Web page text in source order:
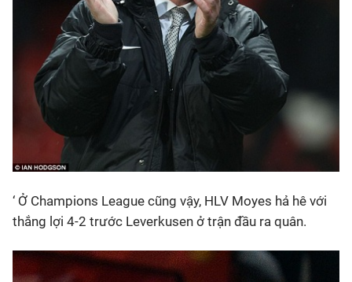
‘ Ở Champions League cũng vậy, HLV Moyes hả hê với
thắng lợi 4-2 trước Leverkusen ở trận đầu ra quân.